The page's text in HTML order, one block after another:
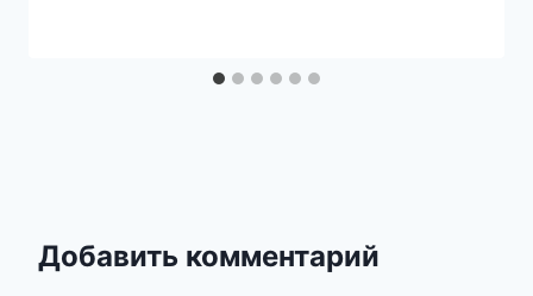
Добавить комментарий